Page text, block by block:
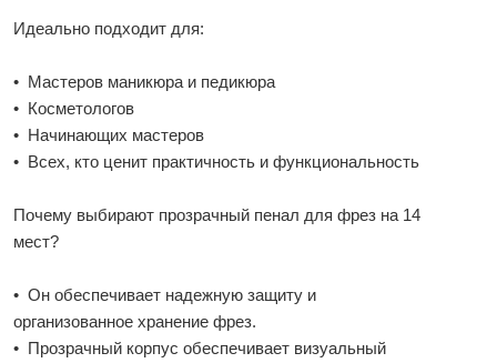
Идеально подходит для:
• Мастеров маникюра и педикюра
• Косметологов
• Начинающих мастеров
• Всех, кто ценит практичность и функциональность
Почему выбирают прозрачный пенал для фрез на 14
мест?
• Он обеспечивает надежную защиту и
организованное хранение фрез.
• Прозрачный корпус обеспечивает визуальный